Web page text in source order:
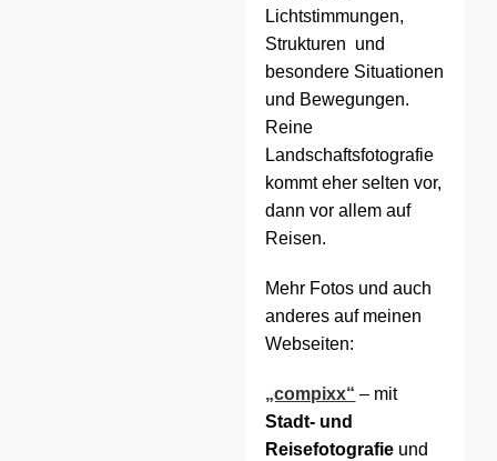
Lichtstimmungen,
Strukturen und
besondere Situationen
und Bewegungen.
Reine
Landschaftsfotografie
kommt eher selten vor,
dann vor allem auf
Reisen.
Mehr Fotos und auch
anderes auf meinen
Webseiten:
„compixx“ – mit
Stadt- und
Reisefotografie und